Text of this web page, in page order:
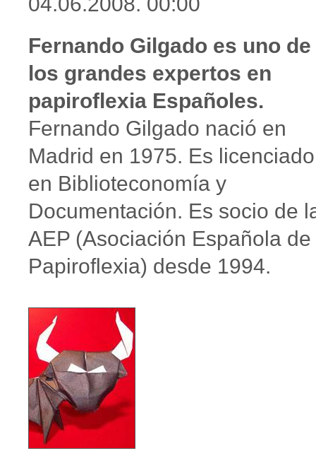
Fernando Gilgado es uno de
los grandes expertos en
papiroflexia Españoles.
Fernando Gilgado nació en
Madrid en 1975. Es licenciado
en Biblioteconomía y
Documentación. Es socio de
AEP (Asociación Española de
Papiroflexia) desde 1994.